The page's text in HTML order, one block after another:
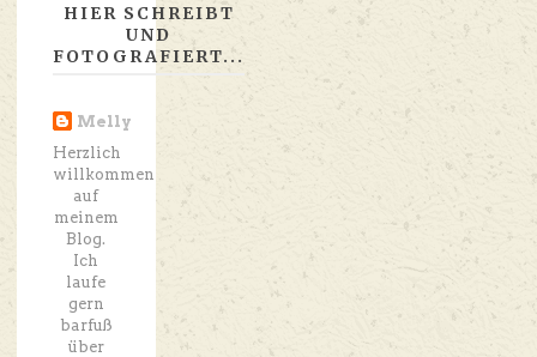
HIER SCHREIBT
UND
FOTOGRAFIERT...
Melly
Herzlich
willkommen
auf
meinem
Blog.
Ich
laufe
gern
barfuß
über